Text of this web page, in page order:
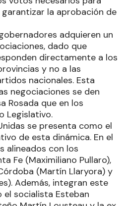
la aprobación de
adquieren un
dado que
directamente a los
y no a las
nacionales. Esta
negociaciones se den
Rosada que en los
Legislativo.
se presenta como el
de esta dinámica. En el
alineados con los
Fe (Maximiliano Pullaro),
(Martín Llaryora) y
Además, integran este
socialista Esteban